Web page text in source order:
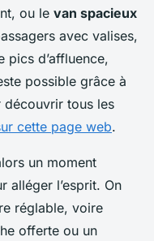
ou le van spacieux
avec valises,
pics d’affluence,
possible grâce à
découvrir tous les
cette page web.
un moment
alléger l’esprit. On
réglable, voire
offerte ou un